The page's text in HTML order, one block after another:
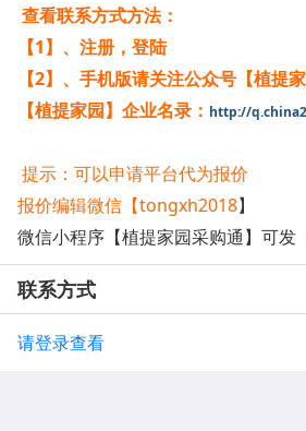
查看联系方式方法：
【1】、 注册，登陆
【2】、 手机版请关注公众号【植提家
【植提家园】企业名录： http://
提示：可以申请平台代为报价
报价编辑微信【tongxh2018】
微信小程序【植提家园采购通】可发
联系方式
请登录查看